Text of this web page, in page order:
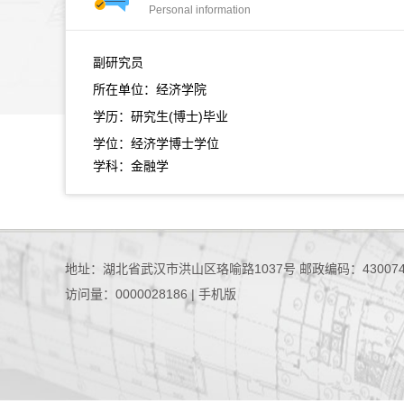
Personal information
副研究员
所在单位：经济学院
学历：研究生(博士)毕业
学位：经济学博士学位
学科：金融学
地址：湖北省武汉市洪山区珞喻路1037号 邮政编码：
访问量： 0000028186 | 手机版